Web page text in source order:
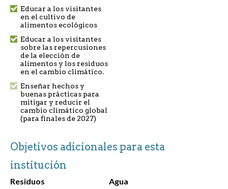
Educar a los visitantes
en el cultivo de
alimentos ecológicos
Educar a los visitantes
sobre las repercusiones
de la elección de
alimentos y los residuos
en el cambio climático.
Enseñar hechos y
buenas prácticas para
mitigar y reducir el
cambio climático global
(para finales de 2027)
Objetivos adicionales para esta
institución
Residuos Agua